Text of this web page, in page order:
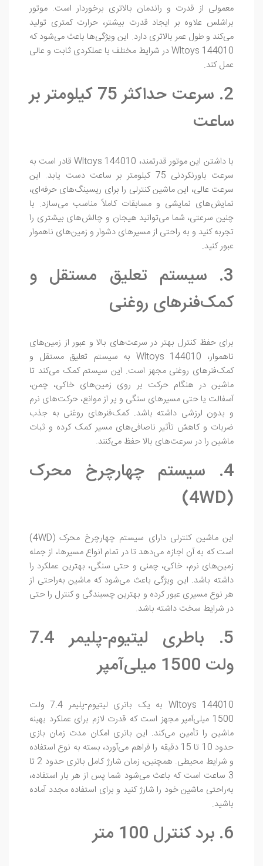
معمولی از قدرت و راندمان بالاتری برخوردار است. موتور
براشلس علاوه بر ایجاد قدرت بیشتر، حرارت کمتری تولید
می‌کند و طول عمر بالاتری دارد. این ویژگی‌ها باعث می‌شود که
Wltoys 144010 در شرایط مختلف با عملکردی ثابت و عالی
عمل کند.
2. سرعت حداکثر 75 کیلومتر بر
ساعت
با داشتن این موتور قدرتمند، Wltoys 144010 قادر است به
سرعت باورنکردنی 75 کیلومتر بر ساعت دست یابد. این
سرعت عالی، این ماشین کنترلی را برای ریسینگ‌های حرفه‌ای،
نمایش‌های نمایشی و مسابقات کاملاً مناسب می‌سازد. با
چنین سرعتی، شما می‌توانید هیجان و چالش‌های بیشتری را
تجربه کنید و به راحتی از مسیرهای دشوار و زمین‌های ناهموار
عبور کنید.
3. سیستم تعلیق مستقل و
کمک‌فنرهای روغنی
برای حفظ کنترل بهتر در سرعت‌های بالا و عبور از زمین‌های
ناهموار، Wltoys 144010 به سیستم تعلیق مستقل و
کمک‌فنرهای روغنی مجهز است. این سیستم کمک می‌کند تا
ماشین در هنگام حرکت بر روی زمین‌های خاکی، چمن،
آسفالت یا حتی مسیرهای سنگی و پر از موانع، حرکت‌های نرم
و بدون لرزشی داشته باشد. کمک‌فنرهای روغنی به جذب
ضربات و کاهش تأثیر ناصافی‌های مسیر کمک کرده و ثبات
ماشین را در سرعت‌های بالا حفظ می‌کنند.
4. سیستم چهارچرخ محرک
(4WD)
این ماشین کنترلی دارای سیستم چهارچرخ محرک (4WD)
است که به آن اجازه می‌دهد تا در تمام انواع مسیرها، از جمله
زمین‌های نرم، خاکی، چمنی و حتی سنگی، بهترین عملکرد را
داشته باشد. این ویژگی باعث می‌شود که ماشین به‌راحتی از
هر نوع مسیری عبور کرده و بهترین چسبندگی و کنترل را حتی
در شرایط سخت داشته باشد.
5. باطری لیتیوم-پلیمر 7.4
ولت 1500 میلی‌آمپر
Wltoys 144010 به یک باتری لیتیوم-پلیمر 7.4 ولت
1500 میلی‌آمپر مجهز است که قدرت لازم برای عملکرد بهینه
ماشین را تأمین می‌کند. این باتری امکان مدت زمان بازی
حدود 10 تا 15 دقیقه را فراهم می‌آورد، بسته به نوع استفاده
و شرایط محیطی. همچنین، زمان شارژ کامل باتری حدود 2 تا
3 ساعت است که باعث می‌شود شما پس از هر بار استفاده،
به‌راحتی ماشین خود را شارژ کنید و برای استفاده مجدد آماده
باشید.
6. برد کنترل 100 متر